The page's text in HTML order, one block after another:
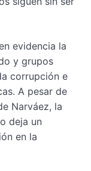
evidencia la
y grupos
corrupción e
A pesar de
Narváez, la
deja un
en la